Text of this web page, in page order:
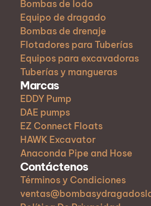
Bombas de lodo
Equipo de dragado
Bombas de drenaje
Flotadores para Tuberías
Equipos para excavadoras
Tuberías y mangueras
Marcas
EDDY Pump
DAE pumps
EZ Connect Floats
HAWK Excavator
Anaconda Pipe and Hose
Contáctenos
Términos y Condiciones